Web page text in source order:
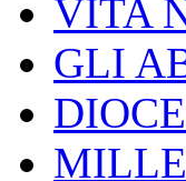
VITA
GLI